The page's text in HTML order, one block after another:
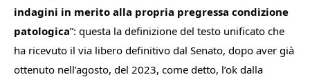
indagini in merito alla propria pregressa condizione
patologica”: questa la definizione del testo unificato che
ha ricevuto il via libero definitivo dal Senato, dopo aver già
ottenuto nell’agosto, del 2023, come detto, l’ok dalla